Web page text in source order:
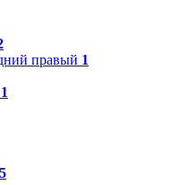
правый 1
1
5